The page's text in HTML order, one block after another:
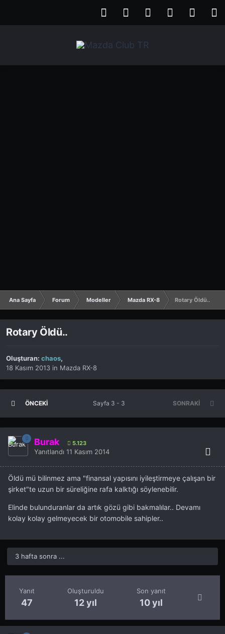
Ana Sayfa Forum Modeller Mazda RX-8 Rotary Öldü..
Rotary Öldü..
Oluşturan: chaos,
18 Kasım 2013 in Mazda RX-8
ÖNCEKI SONRAKI
Sayfa 3 - 3
Burak 5.123
Yanıtlandı 11 Kasım 2014
Öldü mü bilinmez ama "finansal yapısını iyileştirmeye çalışan bir
şirket"te uzun bir süreliğine rafa kalktığı söylenebilir.
Elinde bulunduranlar da artık gözü gibi bakmalılar.. Devamı
kolay kolay gelmeyecek bir otomobile sahipler..
3 hafta sonra ...
Yanıt
47
Oluşturuldu
12 yıl
Son yanıt
10 yıl